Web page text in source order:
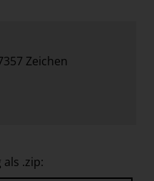
Zeichen
.zip: